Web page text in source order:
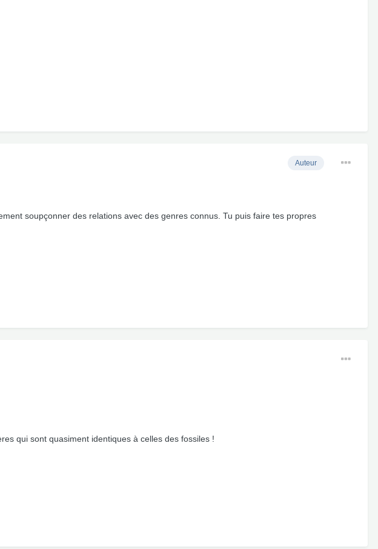
Auteur
soupçonner des relations avec des genres connus. Tu puis faire tes propres
qui sont quasiment identiques à celles des fossiles !